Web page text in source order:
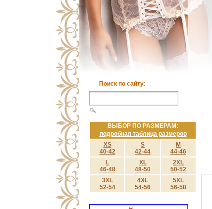
Поиск по сайту:
ВЫБОР ПО РАЗМЕРАМ:
подробная таблица размеров
XS
40-42
S
42-44
M
44-46
L
46-48
XL
48-50
2XL
50-52
3XL
52-54
4XL
54-56
5XL
56-58